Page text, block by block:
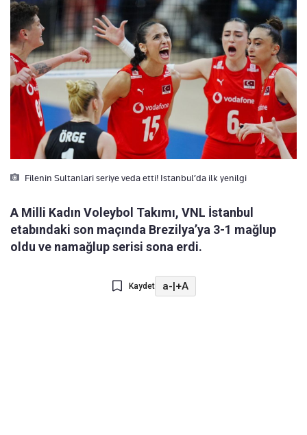
Filenin Sultanlari seriye veda etti! Istanbul’da ilk yenilgi
A Milli Kadın Voleybol Takımı, VNL İstanbul
etabındaki son maçında Brezilya’ya 3-1 mağlup
oldu ve namağlup serisi sona erdi.
Kaydet a-|+A